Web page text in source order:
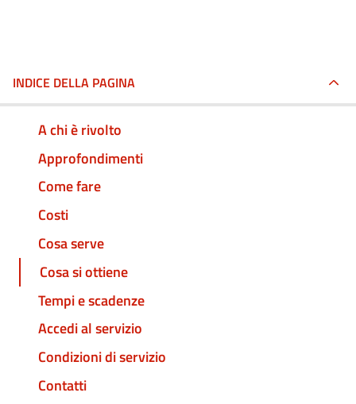
INDICE DELLA PAGINA
A chi è rivolto
Approfondimenti
Come fare
Costi
Cosa serve
Cosa si ottiene
Tempi e scadenze
Accedi al servizio
Condizioni di servizio
Contatti